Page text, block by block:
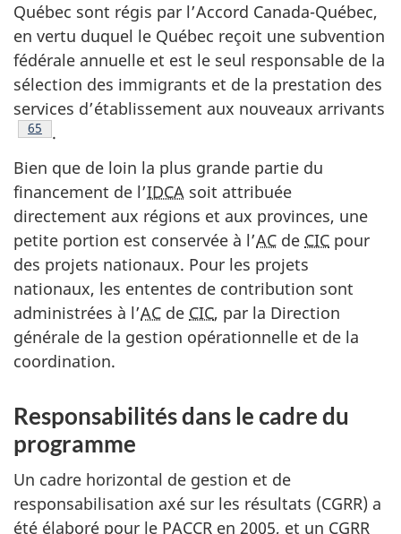
Québec sont régis par l’Accord Canada-Québec,
en vertu duquel le Québec reçoit une subvention
fédérale annuelle et est le seul responsable de la
sélection des immigrants et de la prestation des
services d’établissement aux nouveaux arrivants
Note de bas de page
65
.
Bien que de loin la plus grande partie du
financement de l’IDCA soit attribuée
directement aux régions et aux provinces, une
petite portion est conservée à l’AC de CIC pour
des projets nationaux. Pour les projets
nationaux, les ententes de contribution sont
administrées à l’AC de CIC, par la Direction
générale de la gestion opérationnelle et de la
coordination.
Responsabilités dans le cadre du
programme
Un cadre horizontal de gestion et de
responsabilisation axé sur les résultats (CGRR) a
été élaboré pour le PACCR en 2005, et un CGRR